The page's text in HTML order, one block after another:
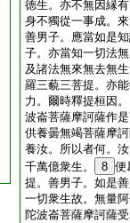
徳生。亦不無因縁
身不獨從一事成。
善男子。應當如是
子。亦當知一切法
及諸法無來無去無
羅三藐三菩提。亦
力。爾時釋提桓因
波崙菩薩摩訶薩作
供養曇無竭菩薩摩
養汝。所以者何。
千萬億衆生。
8 便
提。善男子。如是
一切衆生故。無量
陀波崙菩薩摩訶薩